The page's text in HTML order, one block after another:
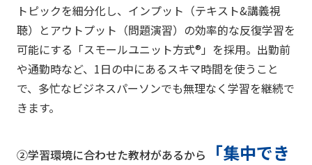
トピックを細分化し、インプット（テキスト&講義視
聴）とアウトプット（問題演習）の効率的な反復学習を
可能にする「スモールユニット方式®」を採用。出勤前
や通勤時など、1日の中にあるスキマ時間を使うこと
で、多忙なビジネスパーソンでも無理なく学習を継続で
きます。
②学習環境に合わせた教材があるから
「集中でき